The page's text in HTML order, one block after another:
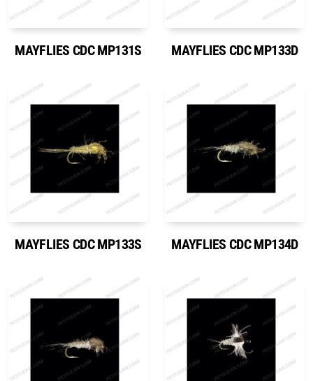
MAYFLIES CDC MP131S MAYFLIES CDC MP133D
MAYFLIES CDC MP133S MAYFLIES CDC MP134D